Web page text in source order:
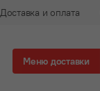
Доставка и оплата
Меню доставки